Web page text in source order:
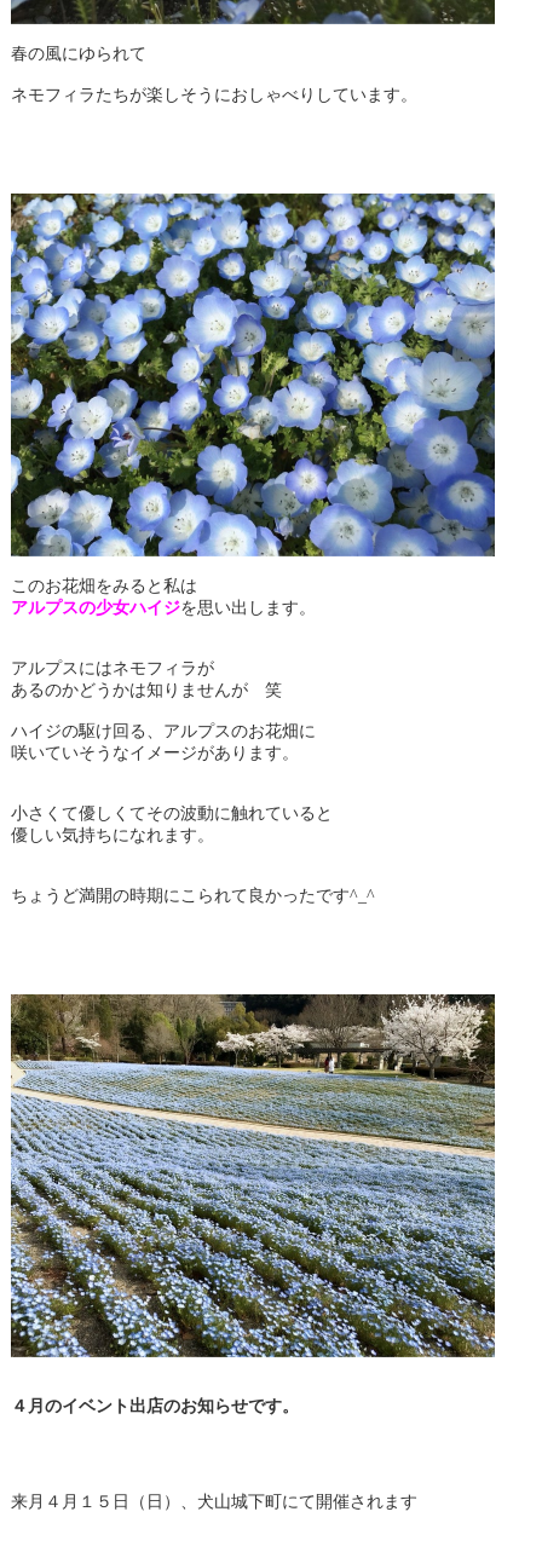
春の風にゆられて
ネモフィラたちが楽しそうにおしゃべりしています。
このお花畑をみると私は
アルプスの少女ハイジを思い出します。
アルプスにはネモフィラが
あるのかどうかは知りませんが 笑
ハイジの駆け回る、アルプスのお花畑に
咲いていそうなイメージがあります。
小さくて優しくてその波動に触れていると
優しい気持ちになれます。
ちょうど満開の時期にこられて良かったです^_^
４月のイベント出店のお知らせです。
来月４月１５日（日）、犬山城下町にて開催されます